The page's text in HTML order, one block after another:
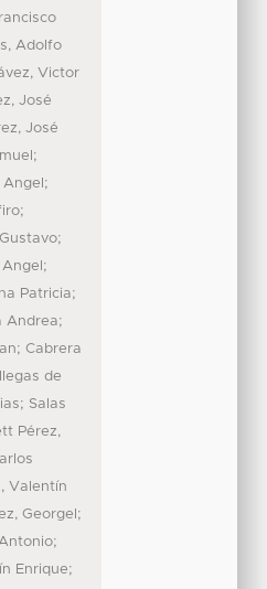
Adolfo
Victor
José
José
;
;
;
;
;
Patricia;
Andrea;
; Cabrera
de
; Salas
Pérez,
Valentín
Georgel ;
;
Enrique;